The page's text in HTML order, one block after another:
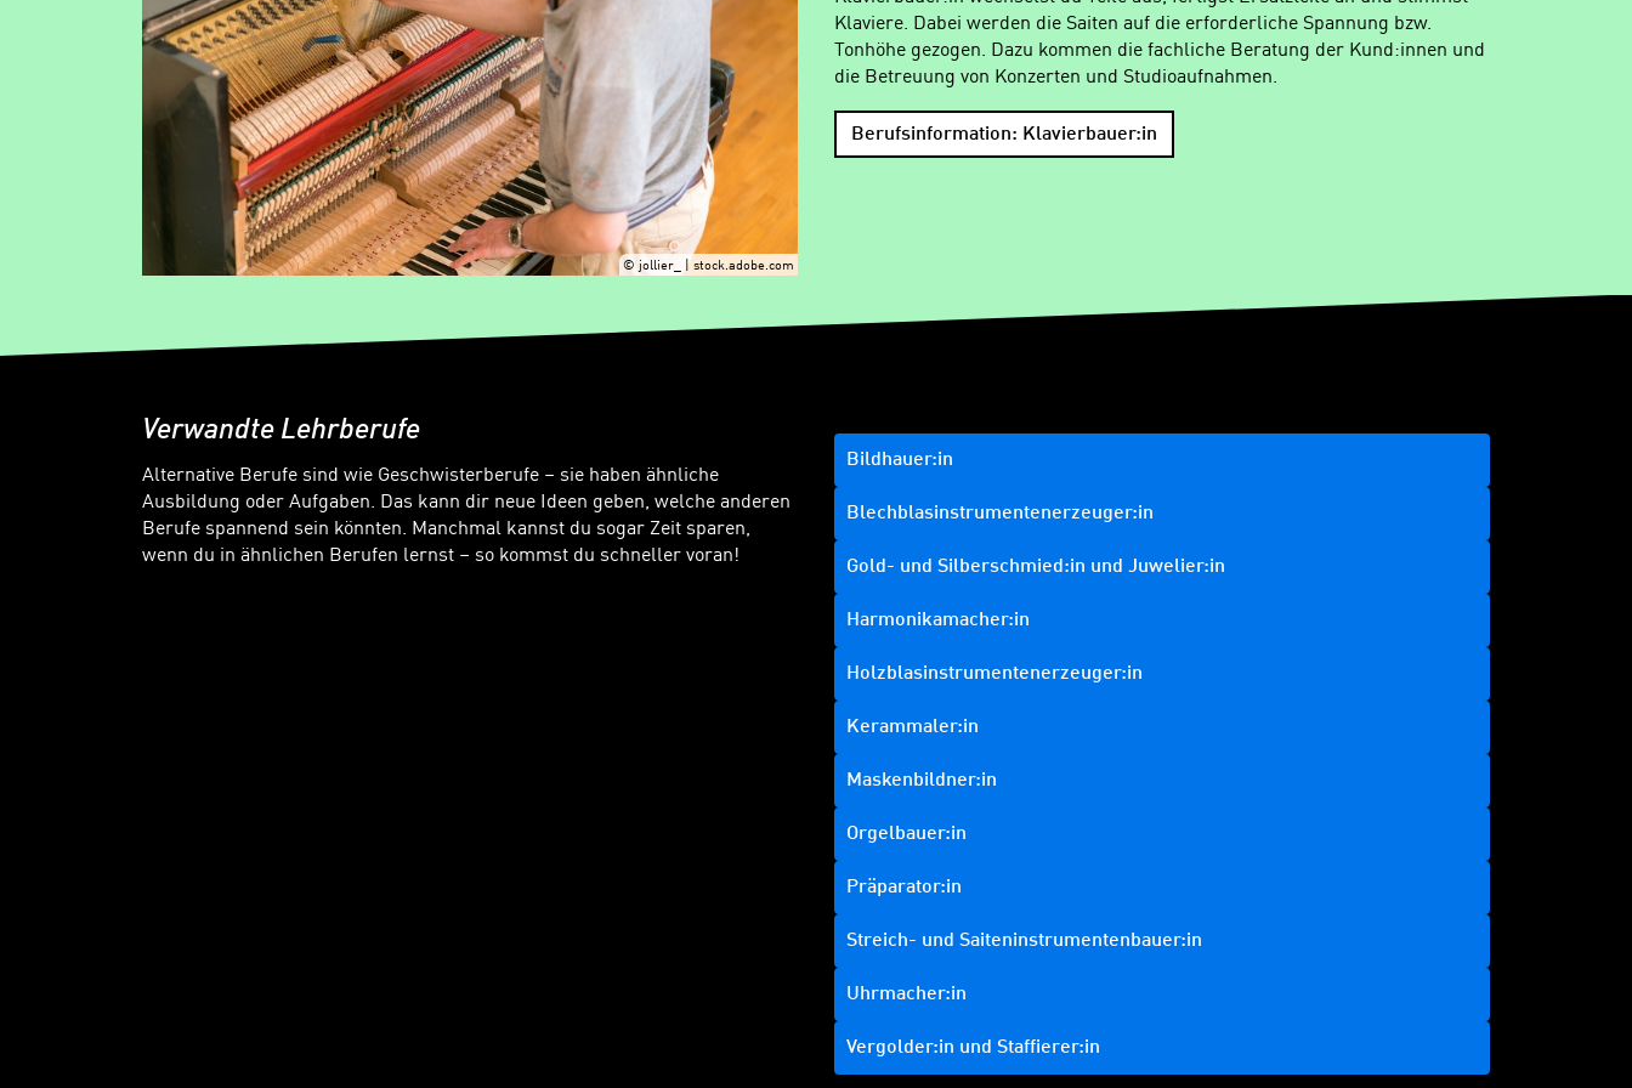
© jollier_ | stock.adobe.com
Klaviere. Dabei werden die Saiten auf die erforderliche Spannung bzw.
Tonhöhe gezogen. Dazu kommen die fachliche Beratung der Kund:innen und
die Betreuung von Konzerten und Studioaufnahmen.
Berufsinformation: Klavierbauer:in
Verwandte Lehrberufe
Alternative Berufe sind wie Geschwisterberufe – sie haben ähnliche
Ausbildung oder Aufgaben. Das kann dir neue Ideen geben, welche anderen
Berufe spannend sein könnten. Manchmal kannst du sogar Zeit sparen,
wenn du in ähnlichen Berufen lernst – so kommst du schneller voran!
Bildhauer:in
Blechblasinstrumentenerzeuger:in
Gold- und Silberschmied:in und Juwelier:in
Harmonikamacher:in
Holzblasinstrumentenerzeuger:in
Kerammaler:in
Maskenbildner:in
Orgelbauer:in
Präparator:in
Streich- und Saiteninstrumentenbauer:in
Uhrmacher:in
Vergolder:in und Staffierer:in